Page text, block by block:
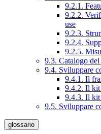
9.2.1.
9.2.2.
use
9.2.3.
9.2.4.
9.2.5.
9.3. Catalogo
9.4. Sviluppare
9.4.1. Il
9.4.2. Il
9.4.3. Il
9.5. Sviluppare
glossario